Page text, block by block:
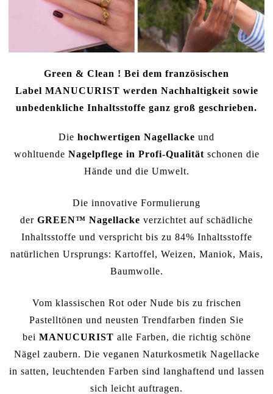
Green & Clean ! Bei dem französischen
Label MANUCURIST werden Nachhaltigkeit sowie
unbedenkliche Inhaltsstoffe ganz groß geschrieben.
Die hochwertigen Nagellacke und
wohltuende Nagelpflege in Profi-Qualität schonen die
Hände und die Umwelt.
Die innovative Formulierung
der GREEN™ Nagellacke verzichtet auf schädliche
Inhaltsstoffe und verspricht bis zu 84% Inhaltsstoffe
natürlichen Ursprungs: Kartoffel, Weizen, Maniok, Mais,
Baumwolle.
Vom klassischen Rot oder Nude bis zu frischen
Pastelltönen und neusten Trendfarben finden Sie
bei MANUCURIST alle Farben, die richtig schöne
Nägel zaubern. Die veganen Naturkosmetik Nagellacke
in satten, leuchtenden Farben sind langhaftend und lassen
sich leicht auftragen.